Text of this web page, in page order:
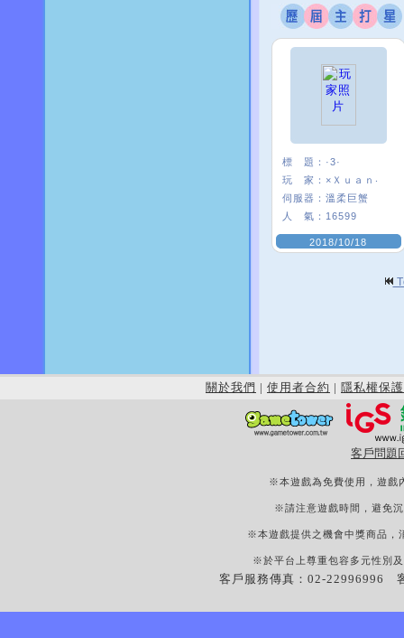
標 題： ·3·
玩 家： ×Ｘｕａｎ‧
伺服器： 溫柔巨蟹
人 氣： 16599
2018/10/18
關於我們 | 使用者合約 | 隱私權保護
客戶問題
※本遊戲為免費使用，遊戲
※請注意遊戲時間，避免
※本遊戲提供之機會中獎商品，
※於平台上尊重包容多元性別
客戶服務傳真：02-22996996